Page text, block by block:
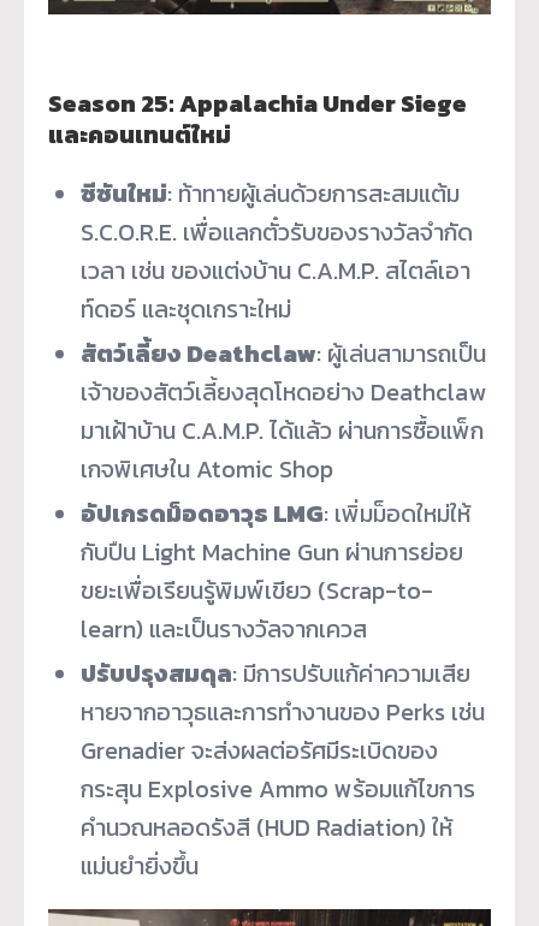
Season 25: Appalachia Under Siege
และคอนเทนต์ใหม่
ซีซันใหม่: ท้าทายผู้เล่นด้วยการสะสมแต้ม
S.C.O.R.E. เพื่อแลกตั๋วรับของรางวัลจำกัด
เวลา เช่น ของแต่งบ้าน C.A.M.P. สไตล์เอา
ท์ดอร์ และชุดเกราะใหม่
สัตว์เลี้ยง Deathclaw: ผู้เล่นสามารถเป็น
เจ้าของสัตว์เลี้ยงสุดโหดอย่าง Deathclaw
มาเฝ้าบ้าน C.A.M.P. ได้แล้ว ผ่านการซื้อแพ็ก
เกจพิเศษใน Atomic Shop
อัปเกรดม็อดอาวุธ LMG: เพิ่มม็อดใหม่ให้
กับปืน Light Machine Gun ผ่านการย่อย
ขยะเพื่อเรียนรู้พิมพ์เขียว (Scrap-to-
learn) และเป็นรางวัลจากเควส
ปรับปรุงสมดุล: มีการปรับแก้ค่าความเสีย
หายจากอาวุธและการทำงานของ Perks เช่น
Grenadier จะส่งผลต่อรัศมีระเบิดของ
กระสุน Explosive Ammo พร้อมแก้ไขการ
คำนวณหลอดรังสี (HUD Radiation) ให้
แม่นยำยิ่งขึ้น